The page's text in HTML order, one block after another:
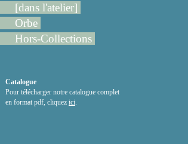
[dans l'atelier]
Orbe
Hors-Collections
Catalogue
Pour télécharger notre catalogue complet
en format pdf, cliquez ici